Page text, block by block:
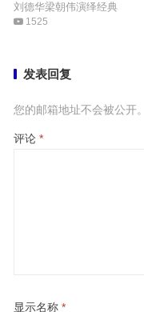
刘德华梁朝伟演绎经典
1525
发表回复
您的邮箱地址不会被公开。
评论 *
显示名称 *